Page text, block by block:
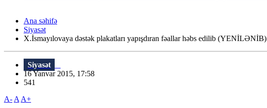
Ana səhifə
Siyasət
X.İsmayılovaya dəstək plakatları yapışdıran fəallar həbs edilib (YENİLƏNİB)
Siyasət
16 Yanvar 2015, 17:58
541
A- A A+